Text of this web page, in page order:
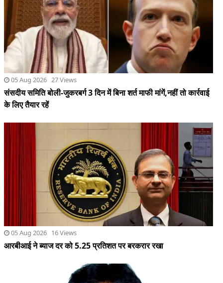
संसदीय समिति बोली-जुकरबर्ग 3 दिन में बिना शर्त माफी मांगें,नहीं तो कार्रवाई
के लिए तैयार रहें
05 Aug 2026 16 Views
आरबीआई ने ब्याज दर को 5.25 प्रतिशत पर बरकरार रखा